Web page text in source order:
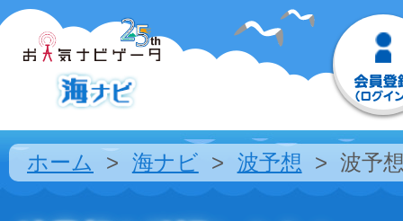
ホーム 海ナビ 波予想 波予